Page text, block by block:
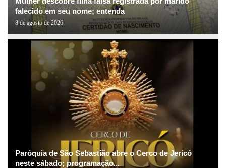
falecido em seu nome; entenda
8 de agosto de 2026
Paróquia de São Sebastião abre o Cerco de Jericó
neste sábado; programação...